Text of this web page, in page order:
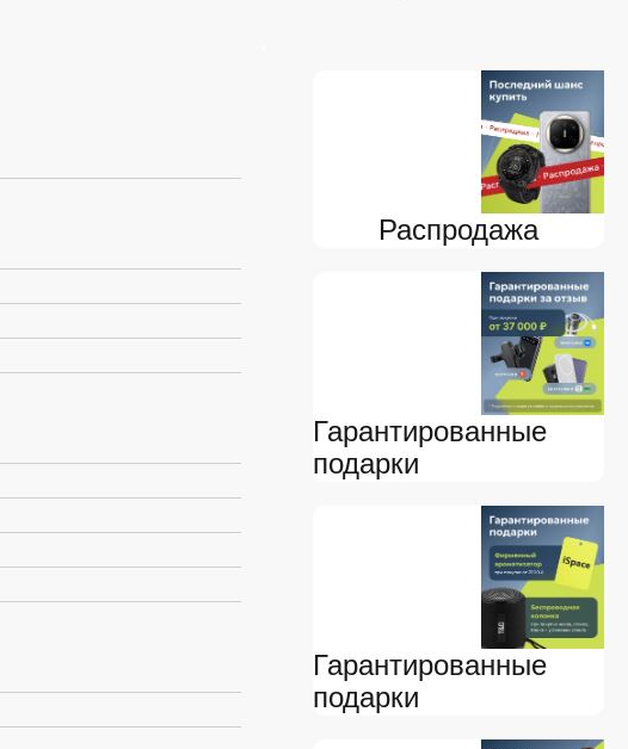
Распродажа
Гарантированные
подарки
Гарантированные
подарки